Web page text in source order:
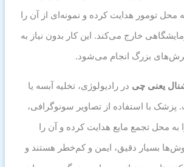
تومور هدایت کرده و نمونه‌ای از آن را
خارج می‌کند. این کار بدون نیاز به
برش‌های بزرگ انجام می‌شود.
یعنی چی در رادیولوژی، تخلیه آبسه یا
پزشک با استفاده از تصاویر سونوگرافی،
به محل تجمع مایع هدایت کرده و آن را
بسیار دقیق، ایمن و کم‌خطر هستند و